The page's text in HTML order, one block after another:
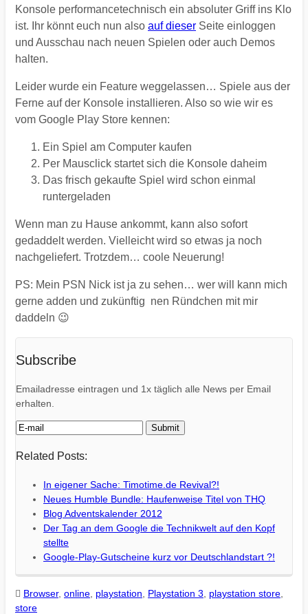
Konsole performancetechnisch ein absoluter Griff ins Klo
ist. Ihr könnt euch nun also auf dieser Seite einloggen
und Ausschau nach neuen Spielen oder auch Demos
halten.
Leider wurde ein Feature weggelassen… Spiele aus der
Ferne auf der Konsole installieren. Also so wie wir es
vom Google Play Store kennen:
Ein Spiel am Computer kaufen
Per Mausclick startet sich die Konsole daheim
Das frisch gekaufte Spiel wird schon einmal
runtergeladen
Wenn man zu Hause ankommt, kann also sofort
gedaddelt werden. Vielleicht wird so etwas ja noch
nachgeliefert. Trotzdem… coole Neuerung!
PS: Mein PSN Nick ist ja zu sehen… wer will kann mich
gerne adden und zukünftig nen Ründchen mit mir
daddeln 😉
Subscribe
Emailadresse eintragen und 1x täglich alle News per Email
erhalten.
Related Posts:
In eigener Sache: Timotime.de Revival?!
Neues Humble Bundle: Haufenweise Titel von THQ
Blog Adventskalender 2012
Der Tag an dem Google die Technikwelt auf den Kopf
stellte
Google-Play-Gutscheine kurz vor Deutschlandstart ?!
Browser, online playstation Playstation 3 playstation store
store